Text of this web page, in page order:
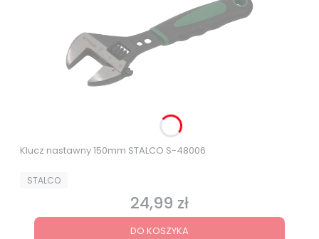
Klucz nastawny 150mm STALCO S-48006
PRODUCENT
STALCO
Cena
24,99 zł
DO KOSZYKA